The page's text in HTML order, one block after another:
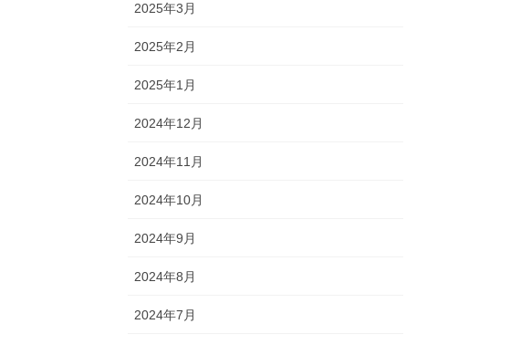
2025年3月
2025年2月
2025年1月
2024年12月
2024年11月
2024年10月
2024年9月
2024年8月
2024年7月